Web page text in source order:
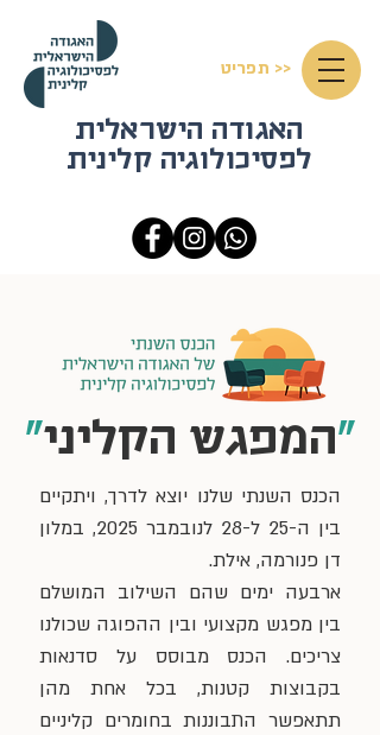
<< תפריט
האגודה הישראלית
לפסיכולוגיה קלינית
"המפגש הקליני"
הכנס השנתי שלנו יוצא לדרך, ויתקיים
בין ה-25 ל-28 לנובמבר 2025, במלון
דן פנורמה, אילת.
ארבעה ימים שהם השילוב המושלם
בין מפגש מקצועי ובין ההפוגה שכולנו
צריכים. הכנס מבוסס על סדנאות
בקבוצות קטנות, בכל אחת מהן
תתאפשר התבוננות בחומרים קליניים